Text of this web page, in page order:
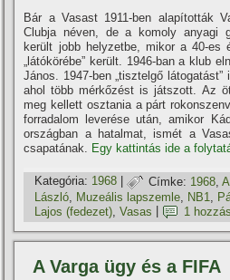
Bár a Vasast 1911-ben alapí­tották
Clubja néven, de a komoly anyagi
került jobb helyzetbe, mikor a 40-es
„látókörébe” került. 1946-ban a klub
János. 1947-ben „tisztelgő
ahol több mérkőzést is játszott. Az
meg kellett osztania a párt
forradalom leverése után, amikor
országban a hatalmat, ismét a
csapatának. Egy kattintás ide a
Kategória: 1968 | Címke: 1968 ,
László, Muzeális lapszemle, NB1,
Lajos (fedezet) ,Vasas 1
A Varga ügy és a FIFA